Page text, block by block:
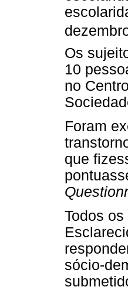
Os
10
no
Foram
que
Todos
sócio-